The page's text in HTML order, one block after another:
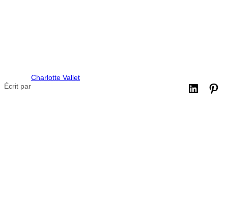
Écrit par
Charlotte Vallet